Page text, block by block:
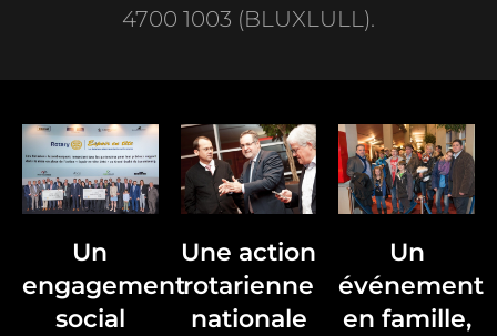
4700 1003 (BLUXLULL).
Un
engagement
social
Une action
rotarienne
nationale
Un
événement
en famille,